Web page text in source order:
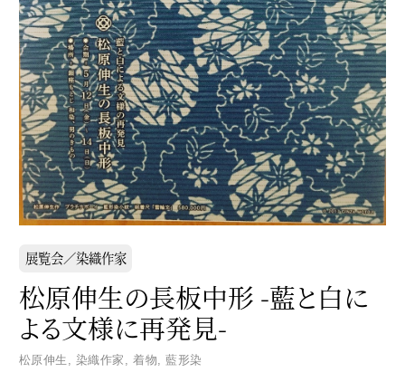
展覧会／染織作家
松原伸生の長板中形 -藍と白に
よる文様に再発見-
松原伸生 , 染織作家 ,着物,藍形染